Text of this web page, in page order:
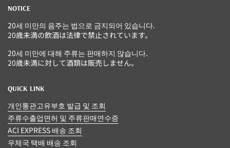
NOTICE
20세 미만의 음주는 법으로 금지되어 있습니다.
20歳未満の飲酒は法律で禁止されています。
20세 미만에 대해 주류는 판매하지 않습니다.
20歳未満に対して酒類は販売しません。
QUICK LINK
개인통관고유부호 발급 및 조회
주류수출업면허 및 주류판매연수증
ACI EXPRESS 배송 조회
우체국 택배 배송 조회